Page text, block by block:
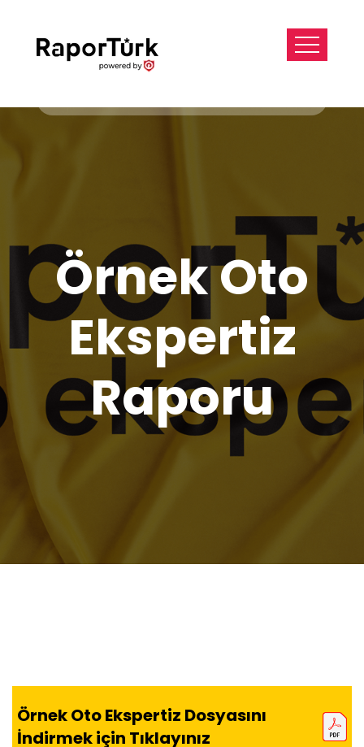
Örnek Oto
Ekspertiz
Raporu
Örnek Oto Ekspertiz Dosyasını
İndirmek için Tıklayınız